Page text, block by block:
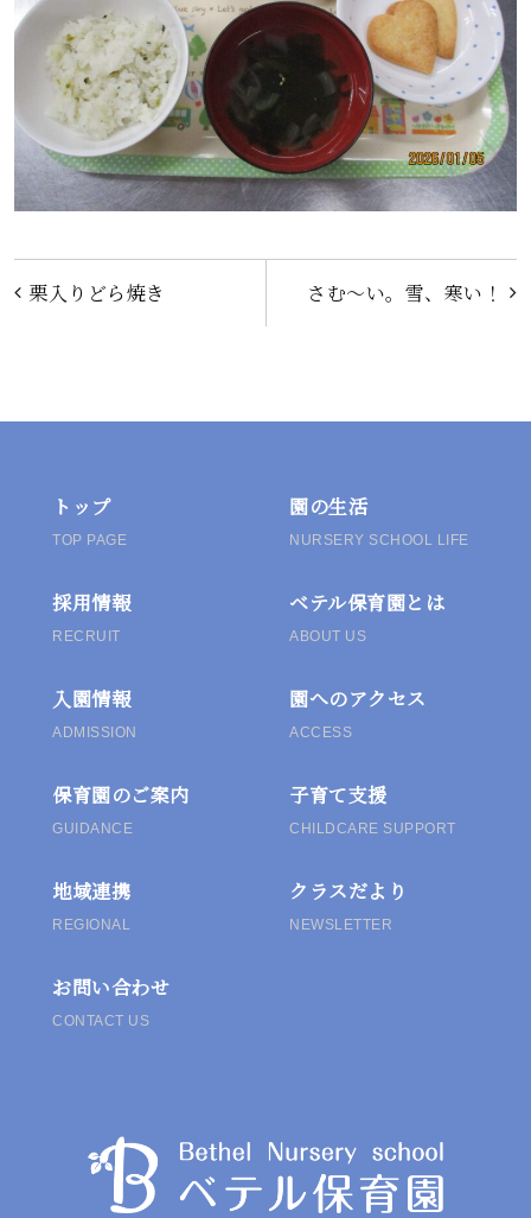
投
さむ～い。雪、寒い！
栗入りどら焼き
トップ
TOP PAGE
園の生活
NURSERY SCHOOL LIFE
採用情報
RECRUIT
ベテル保育園とは
ABOUT US
入園情報
ADMISSION
園へのアクセス
ACCESS
保育園のご案内
GUIDANCE
子育て支援
CHILDCARE SUPPORT
地域連携
REGIONAL
クラスだより
NEWSLETTER
お問い合わせ
CONTACT US